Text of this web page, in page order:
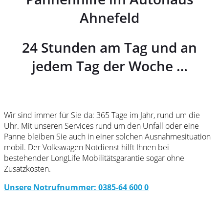
Ahnefeld
24 Stunden am Tag und an
jedem Tag der Woche …
Wir sind immer für Sie da: 365 Tage im Jahr, rund um die
Uhr. Mit unseren Services rund um den Unfall oder eine
Panne bleiben Sie auch in einer solchen Ausnahmesituation
mobil. Der Volkswagen Notdienst hilft Ihnen bei
bestehender LongLife Mobilitätsgarantie sogar ohne
Zusatzkosten.
Unsere Notrufnummer: 0385-64 600 0